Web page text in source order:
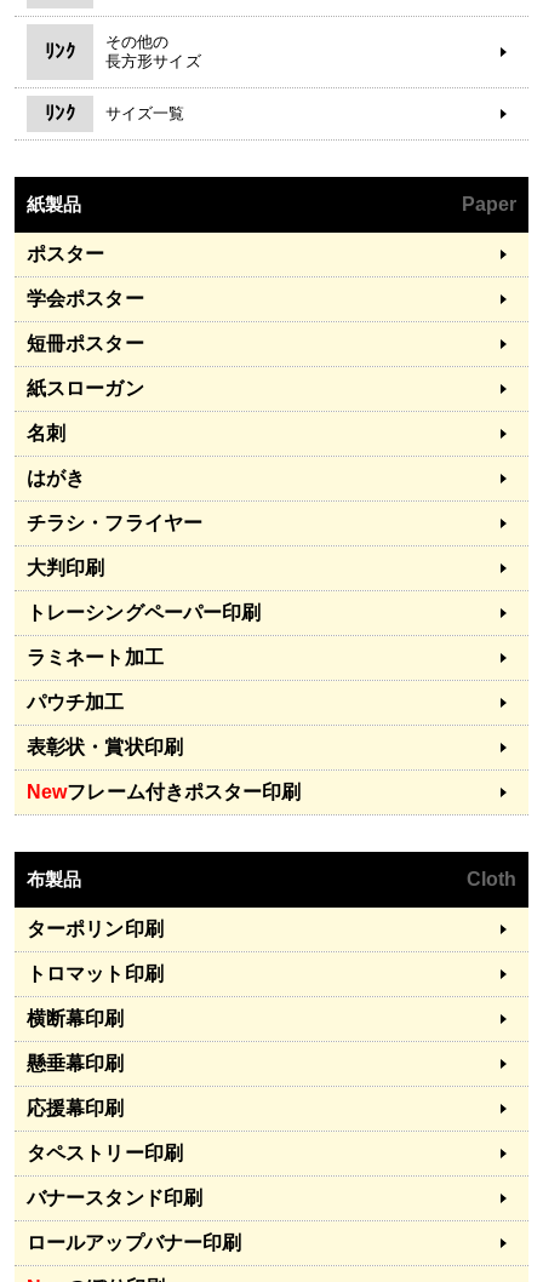
ﾘﾝｸ
その他の
長方形サイズ
ﾘﾝｸ サイズ一覧
紙製品 Paper
ポスター
学会ポスター
短冊ポスター
紙スローガン
名刺
はがき
チラシ・フライヤー
大判印刷
トレーシングペーパー印刷
ラミネート加工
パウチ加工
表彰状・賞状印刷
Newフレーム付きポスター印刷
布製品 Cloth
ターポリン印刷
トロマット印刷
横断幕印刷
懸垂幕印刷
応援幕印刷
タペストリー印刷
バナースタンド印刷
ロールアップバナー印刷